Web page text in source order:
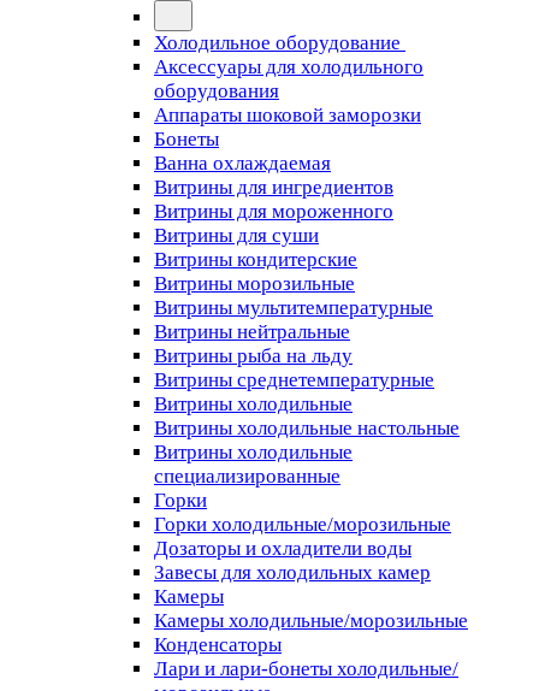
Холодильное оборудование
Аксессуары для холодильного
оборудования
Аппараты шоковой заморозки
Бонеты
Ванна охлаждаемая
Витрины для ингредиентов
Витрины для мороженного
Витрины для суши
Витрины кондитерские
Витрины морозильные
Витрины мультитемпературные
Витрины нейтральные
Витрины рыба на льду
Витрины среднетемпературные
Витрины холодильные
Витрины холодильные настольные
Витрины холодильные
специализированные
Горки
Горки холодильные/морозильные
Дозаторы и охладители воды
Завесы для холодильных камер
Камеры
Камеры холодильные/морозильные
Конденсаторы
Лари и лари-бонеты холодильные/